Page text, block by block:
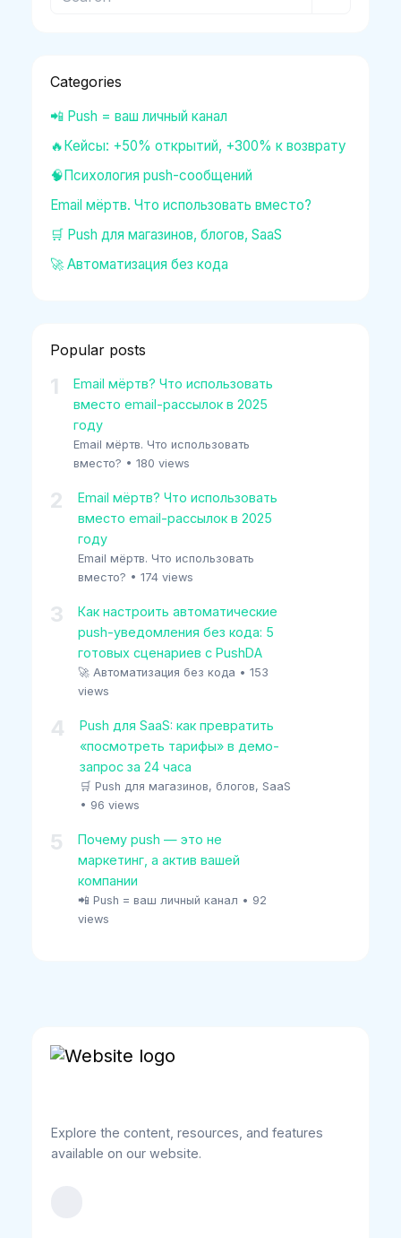
Categories
📲 Push = ваш личный канал
🔥Кейсы: +50% открытий, +300% к возврату
🧠Психология push-сообщений
Email мёртв. Что использовать вместо?
🛒 Push для магазинов, блогов, SaaS
🚀 Автоматизация без кода
Popular posts
1
Email мёртв? Что использовать
вместо email-рассылок в 2025
году
Email мёртв. Что использовать
вместо? • 180 views
2
Email мёртв? Что использовать
вместо email-рассылок в 2025
году
Email мёртв. Что использовать
вместо? • 174 views
3
Как настроить автоматические
push-уведомления без кода: 5
готовых сценариев с PushDA
🚀 Автоматизация без кода • 153
views
4
Push для SaaS: как превратить
«посмотреть тарифы» в демо-
запрос за 24 часа
🛒 Push для магазинов, блогов, SaaS
• 96 views
5
Почему push — это не
маркетинг, а актив вашей
компании
📲 Push = ваш личный канал • 92
views
Explore the content, resources, and features
available on our website.